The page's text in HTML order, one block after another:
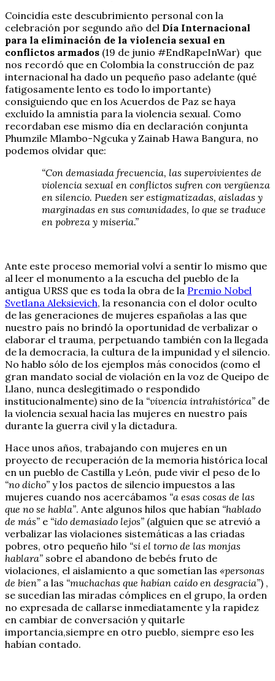
Coincidía este descubrimiento personal con la
celebración por segundo año del Día Internacional
para la eliminación de la violencia sexual en
conflictos armados (19 de junio #EndRapeInWar) que
nos recordó que en Colombia la construcción de paz
internacional ha dado un pequeño paso adelante (qué
fatigosamente lento es todo lo importante)
consiguiendo que en los Acuerdos de Paz se haya
excluído la amnistía para la violencia sexual. Como
recordaban ese mismo día en declaración conjunta
Phumzile Mlambo-Ngcuka y Zainab Hawa Bangura, no
podemos olvidar que:
“Con demasiada frecuencia, las supervivientes de
violencia sexual en conflictos sufren con vergüenza
en silencio. Pueden ser estigmatizadas, aisladas y
marginadas en sus comunidades, lo que se traduce
en pobreza y miseria.”
Ante este proceso memorial volví a sentir lo mismo que
al leer el monumento a la escucha del pueblo de la
antigua URSS que es toda la obra de la Premio Nobel
Svetlana Aleksievich, la resonancia con el dolor oculto
de las generaciones de mujeres españolas a las que
nuestro país no brindó la oportunidad de verbalizar o
elaborar el trauma, perpetuando también con la llegada
de la democracia, la cultura de la impunidad y el silencio.
No hablo sólo de los ejemplos más conocidos (como el
gran mandato social de violación en la voz de Queipo de
Llano, nunca deslegitimado o respondido
institucionalmente) sino de la “vivencia intrahistórica” de
la violencia sexual hacia las mujeres en nuestro país
durante la guerra civil y la dictadura.
Hace unos años, trabajando con mujeres en un
proyecto de recuperación de la memoria histórica local
en un pueblo de Castilla y León, pude vivir el peso de lo
“no dicho” y los pactos de silencio impuestos a las
mujeres cuando nos acercábamos “a esas cosas de las
que no se habla”. Ante algunos hilos que habían “hablado
de más” e “ido demasiado lejos” (alguien que se atrevió a
verbalizar las violaciones sistemáticas a las criadas
pobres, otro pequeño hilo “si el torno de las monjas
hablara” sobre el abandono de bebés fruto de
violaciones, el aislamiento a que sometían las «personas
de bien” a las “muchachas que habían caído en desgracia”) ,
se sucedían las miradas cómplices en el grupo, la orden
no expresada de callarse inmediatamente y la rapidez
en cambiar de conversación y quitarle
importancia,siempre en otro pueblo, siempre eso les
habían contado.